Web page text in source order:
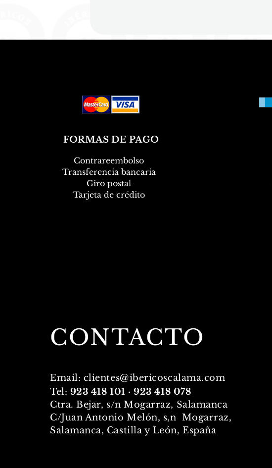
FORMAS DE PAGO
Contrareembolso
Transferencia bancaria
Giro postal
Tarjeta de crédito
CONTACTO
Email: clientes@ibericoscalama.com
Tel: 923 418 101 · 923 418 078
Ctra. Bejar, s/n Mogarraz, Salamanca
C/Juan Antonio Melón, s,n Mogarraz,
Salamanca, Castilla y León, España